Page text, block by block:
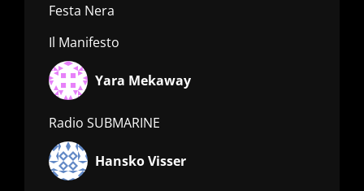
Festa Nera
Il Manifesto
Yara Mekaway
Radio SUBMARINE
Hansko Visser